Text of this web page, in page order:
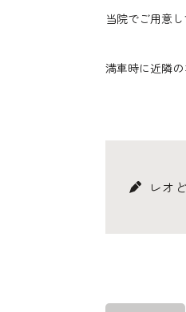
当院でご用意
満車時に近隣
レオ